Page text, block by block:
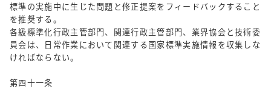
標準の実施中に生じた問題と修正提案をフィードバックすること
を推奨する。
各級標準化行政主管部門、関連行政主管部門、業界協会と技術委
員会は、日常作業において関連する国家標準実施情報を収集しな
ければならない。
第四十一条